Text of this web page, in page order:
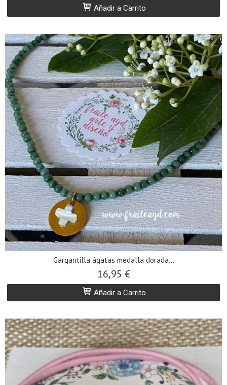
Añadir a Carrito
Gargantilla ágatas medalla dorada...
16,95 €
Añadir a Carrito